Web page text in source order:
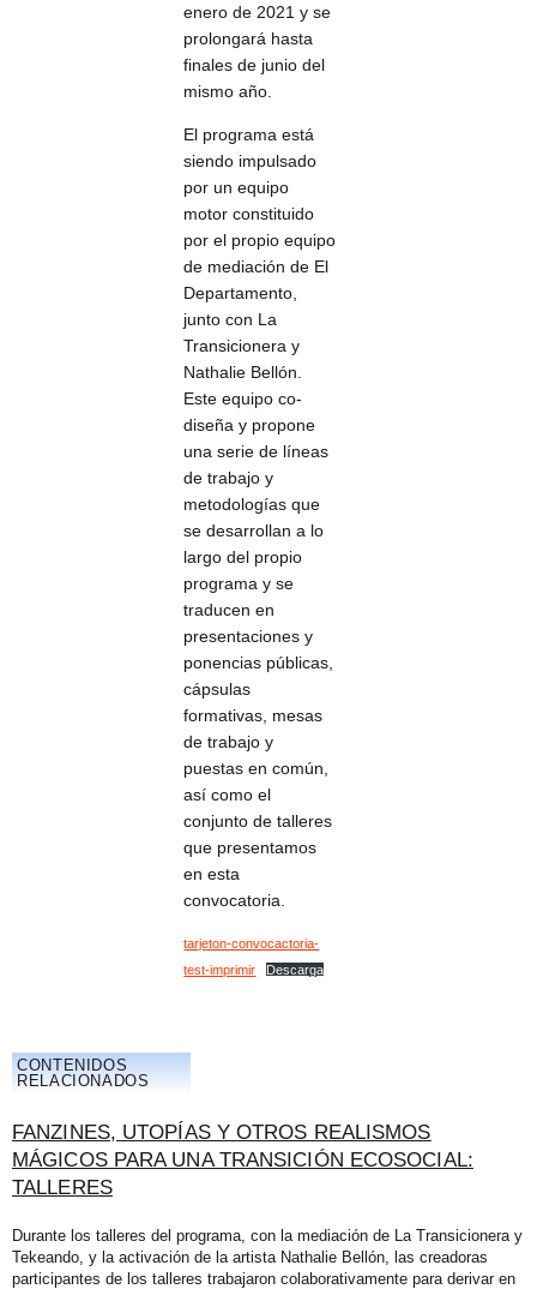
enero de 2021 y se
prolongará hasta
finales de junio del
mismo año.
El programa está
siendo impulsado
por un equipo
motor constituido
por el propio equipo
de mediación de El
Departamento,
junto con La
Transicionera y
Nathalie Bellón.
Este equipo co-
diseña y propone
una serie de líneas
de trabajo y
metodologías que
se desarrollan a lo
largo del propio
programa y se
traducen en
presentaciones y
ponencias públicas,
cápsulas
formativas, mesas
de trabajo y
puestas en común,
así como el
conjunto de talleres
que presentamos
en esta
convocatoria.
tarjeton-convocactoria-
test-imprimir
Descarga
CONTENIDOS
RELACIONADOS
FANZINES, UTOPÍAS Y OTROS REALISMOS
MÁGICOS PARA UNA TRANSICIÓN ECOSOCIAL:
TALLERES
Durante los talleres del programa, con la mediación de La Transicionera y
Tekeando, y la activación de la artista Nathalie Bellón, las creadoras
participantes de los talleres trabajaron colaborativamente para derivar en